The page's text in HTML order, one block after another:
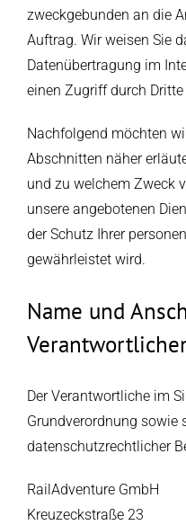
zweckgebunden an die
Auftrag. Wir weisen Sie
Datenübertragung im
einen Zugriff durch
Nachfolgend möchten
Abschnitten näher
und zu welchem Zweck
unsere angebotenen
der Schutz Ihrer
gewährleistet wird.
Name und
Der Verantwortliche im
Grundverordnung sowie
datenschutzrechtlicher
RailAdventure GmbH
Kreuzeckstraße 23